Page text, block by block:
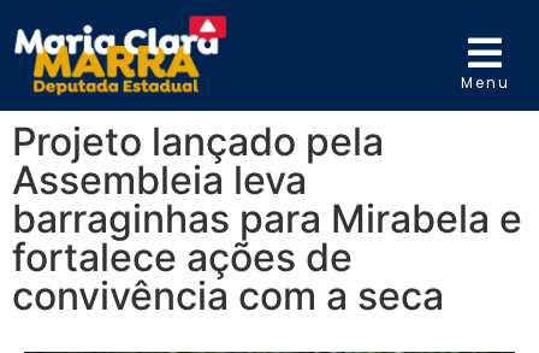
Menu
Projeto lançado pela
Assembleia leva
barraginhas para Mirabela e
fortalece ações de
convivência com a seca